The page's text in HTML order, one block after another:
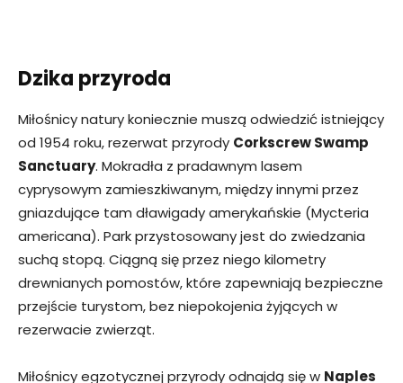
Dzika przyroda
Miłośnicy natury koniecznie muszą odwiedzić istniejący
od 1954 roku, rezerwat przyrody Corkscrew Swamp
Sanctuary. Mokradła z pradawnym lasem
cyprysowym zamieszkiwanym, między innymi przez
gniazdujące tam dławigady amerykańskie (Mycteria
americana). Park przystosowany jest do zwiedzania
suchą stopą. Ciągną się przez niego kilometry
drewnianych pomostów, które zapewniają bezpieczne
przejście turystom, bez niepokojenia żyjących w
rezerwacie zwierząt.
Miłośnicy egzotycznej przyrody odnajdą się w Naples